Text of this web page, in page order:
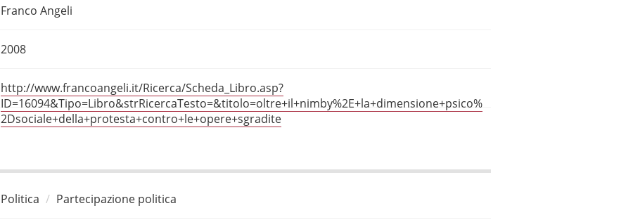
Franco Angeli
2008
http://www.francoangeli.it/Ricerca/Scheda_Libro.asp?
ID=16094&Tipo=Libro&strRicercaTesto=&titolo=oltre+il+nimby%2E+la+dimensione+psico%
2Dsociale+della+protesta+contro+le+opere+sgradite
Politica Partecipazione politica